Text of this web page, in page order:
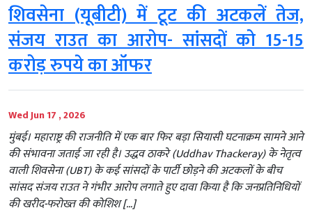
शिवसेना (यूबीटी) में टूट की अटकलें तेज,
संजय राउत का आरोप- सांसदों को 15-15
करोड़ रुपये का ऑफर
Wed Jun 17 , 2026
मुंबई। महाराष्ट्र की राजनीति में एक बार फिर बड़ा सियासी घटनाक्रम सामने आने
की संभावना जताई जा रही है। उद्धव ठाकरे (Uddhav Thackeray) के नेतृत्व
वाली शिवसेना (UBT) के कई सांसदों के पार्टी छोड़ने की अटकलों के बीच
सांसद संजय राउत ने गंभीर आरोप लगाते हुए दावा किया है कि जनप्रतिनिधियों
की खरीद-फरोख्त की कोशिश […]